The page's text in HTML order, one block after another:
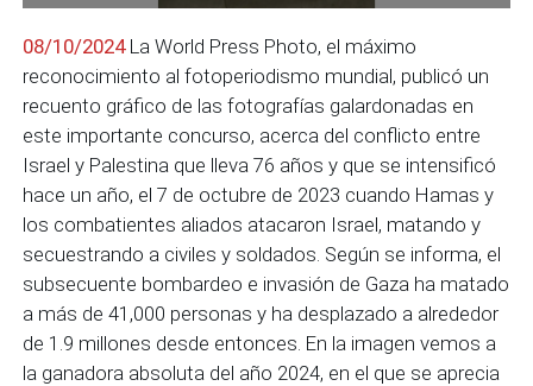
08/10/2024La World Press Photo, el máximo
reconocimiento al fotoperiodismo mundial, publicó un
recuento gráfico de las fotografías galardonadas en
este importante concurso, acerca del conflicto entre
Israel y Palestina que lleva 76 años y que se intensificó
hace un año, el 7 de octubre de 2023 cuando Hamas y
los combatientes aliados atacaron Israel, matando y
secuestrando a civiles y soldados. Según se informa, el
subsecuente bombardeo e invasión de Gaza ha matado
a más de 41,000 personas y ha desplazado a alrededor
de 1.9 millones desde entonces. En la imagen vemos a
la ganadora absoluta del año 2024, en el que se aprecia